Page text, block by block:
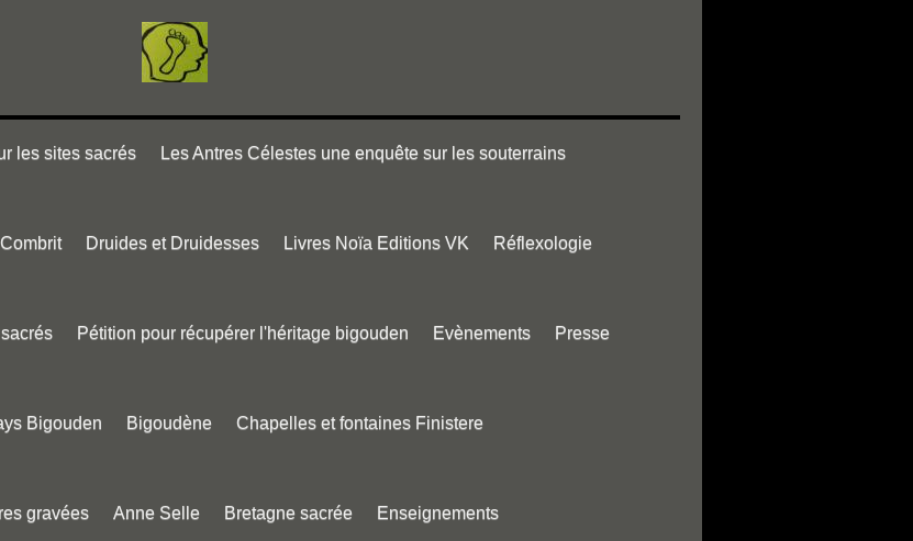
les sites sacrés Les Antres Célestes une enquête sur les souterrains
Druides et Druidesses Livres Noïa Editions VK Réflexologie
Pétition pour récupérer l'héritage bigouden Evènements Presse
Bigouden Bigoudène Chapelles et fontaines Finistere
gravées Anne Selle Bretagne sacrée Enseignements